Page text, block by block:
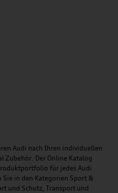
Audi nach Ihren individuellen
Zubehör. Der Online Katalog
für jedes Audi
in den Kategorien Sport &
und Schutz, Transport und